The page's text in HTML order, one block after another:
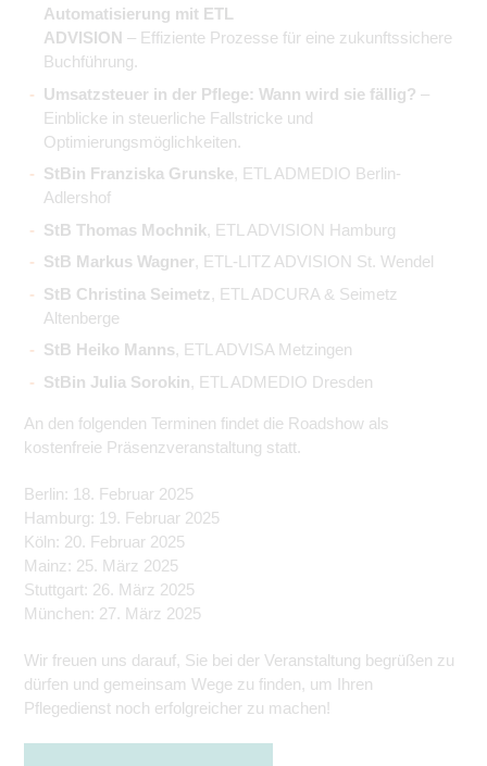
Automatisierung mit ETL
ADVISION – Effiziente Prozesse für eine zukunftssichere
Buchführung.
Umsatzsteuer in der Pflege: Wann wird sie fällig? –
Einblicke in steuerliche Fallstricke und
Optimierungsmöglichkeiten.
StBin Franziska Grunske, ETL ADMEDIO Berlin-
Adlershof
StB Thomas Mochnik, ETL ADVISION Hamburg
StB Markus Wagner, ETL-LITZ ADVISION St. Wendel
StB Christina Seimetz , ETL ADCURA & Seimetz
Altenberge
StB Heiko Manns, ETL ADVISA Metzingen
StBin Julia Sorokin, ETL ADMEDIO Dresden
An den folgenden Terminen findet die Roadshow als
kostenfreie Präsenzveranstaltung statt.
Berlin: 18. Februar 2025
Hamburg: 19. Februar 2025
Köln: 20. Februar 2025
Mainz: 25. März 2025
Stuttgart: 26. März 2025
München: 27. März 2025
Wir freuen uns darauf, Sie bei der Veranstaltung begrüßen zu
dürfen und gemeinsam Wege zu finden, um Ihren
Pflegedienst noch erfolgreicher zu machen!